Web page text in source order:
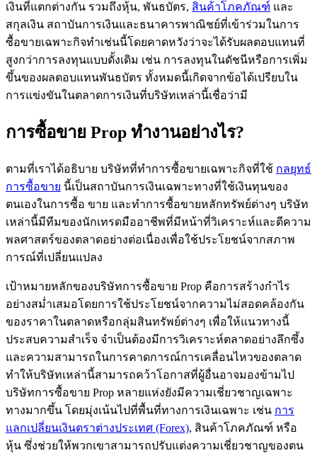
เงินที่แตกต่างกัน รวมถึงหุ้น, พันธบัตร, สินค้าโภคภัณฑ์ และ
สกุลเงิน สถาบันการเงินและธนาคารพาณิชย์ที่เข้าร่วมในการ
ซื้อขายเฉพาะกิจทำเช่นนี้โดยคาดหวังว่าจะได้รับผลตอบแทนที่
สูงกว่าการลงทุนแบบดั้งเดิม เช่น การลงทุนในดัชนีหรือการเพิ่ม
ขึ้นของผลตอบแทนพันธบัตร ทั้งหมดนี้เกิดจากข้อได้เปรียบใน
การแข่งขันในตลาดการเงินที่บริษัทเหล่านี้เชื่อว่ามี
การซื้อขาย Prop ทำงานอย่างไร?
ตามที่เราได้อธิบาย บริษัทที่ทำการซื้อขายเฉพาะกิจที่ใช้ กลยุทธ์
การซื้อขาย นี้เป็นสถาบันการเงินเฉพาะทางที่ใช้เงินทุนของ
ตนเองในการซื้อ ขาย และทำการซื้อขายหลักทรัพย์ต่างๆ บริษัท
เหล่านี้มีทีมของนักเทรดมืออาชีพที่มีหน้าที่วิเคราะห์และตีความ
พลศาสตร์ของตลาดอย่างต่อเนื่องเพื่อใช้ประโยชน์จากสภาพ
การณ์ที่เปลี่ยนแปลง
เป้าหมายหลักของบริษัทการซื้อขาย Prop คือการสร้างกำไร
อย่างสม่ำเสมอโดยการใช้ประโยชน์จากความไม่สอดคล้องกัน
ของราคาในตลาดหรือกลุ่มสินทรัพย์ต่างๆ เพื่อให้แนวทางนี้
ประสบความสำเร็จ จำเป็นต้องมีการวิเคราะห์ตลาดอย่างลึกซึ้ง
และความสามารถในการคาดการณ์การเคลื่อนไหวของตลาด
ทำให้บริษัทเหล่านี้สามารถคว้าโอกาสที่ผู้อื่นอาจมองข้ามไป
บริษัทการซื้อขาย Prop หลายแห่งยังมีความเชี่ยวชาญเฉพาะ
ทางมากขึ้น โดยมุ่งเน้นไปที่พื้นที่ทางการเงินเฉพาะ เช่น การ
แลกเปลี่ยนเงินตราต่างประเทศ (Forex), สินค้าโภคภัณฑ์ หรือ
หุ้น ซึ่งช่วยให้พวกเขาสามารถปรับแต่งความเชี่ยวชาญของตน